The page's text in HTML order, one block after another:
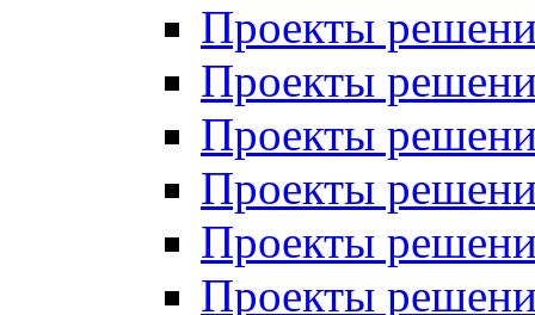
Проекты
Проекты
Проекты
Проекты
Проекты
Проекты